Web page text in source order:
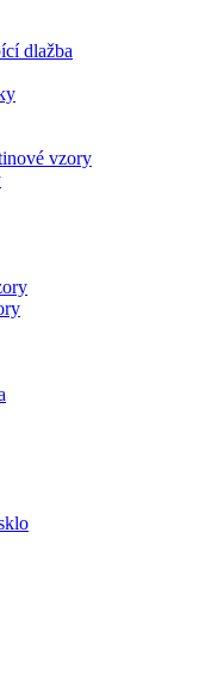
dlažba
vzory